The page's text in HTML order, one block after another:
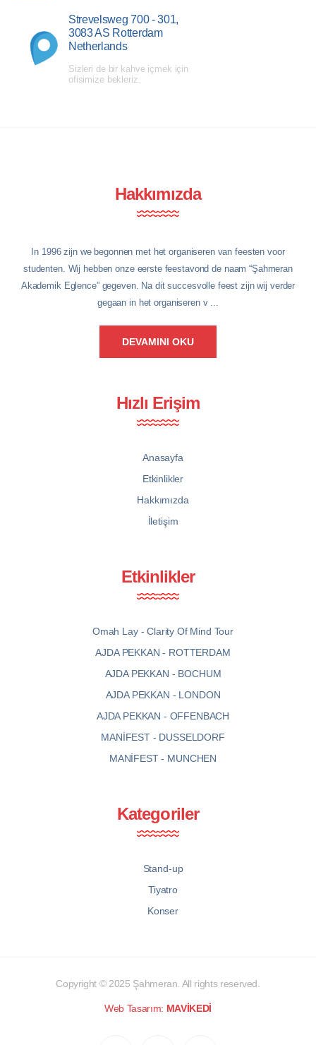
Strevelsweg 700 - 301,
3083 AS Rotterdam
Netherlands
Sizleri de bir kahve içmek için
ofisimize bekleriz.
Hakkımızda
In 1996 zijn we begonnen met het organiseren van feesten voor
studenten. Wij hebben onze eerste feestavond de naam “Şahmeran
Akademik Eglence” gegeven. Na dit succesvolle feest zijn wij verder
gegaan in het organiseren v ...
DEVAMINI OKU
Hızlı Erişim
Anasayfa
Etkinlikler
Hakkımızda
İletişim
Etkinlikler
Omah Lay - Clarity Of Mind Tour
AJDA PEKKAN - ROTTERDAM
AJDA PEKKAN - BOCHUM
AJDA PEKKAN - LONDON
AJDA PEKKAN - OFFENBACH
MANİFEST - DUSSELDORF
MANİFEST - MUNCHEN
Kategoriler
Stand-up
Tiyatro
Konser
Copyright © 2025 Şahmeran . All rights reserved.
Web Tasarım: MAVİKEDİ